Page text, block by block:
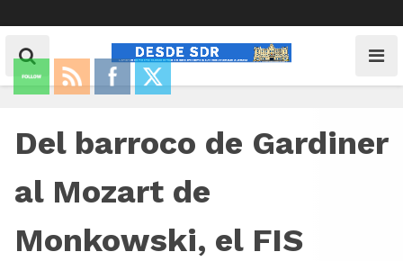
Del barroco de Gardiner
al Mozart de
Monkowski, el FIS